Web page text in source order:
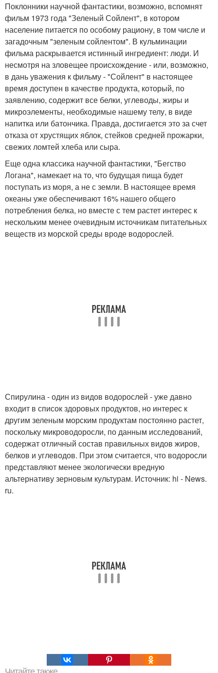
Поклонники научной фантастики, возможно, вспомнят
фильм 1973 года "Зеленый Сойлент", в котором
население питается по особому рациону, в том числе и
загадочным "зеленым сойлентом". В кульминации
фильма раскрывается истинный ингредиент: люди. И
несмотря на зловещее происхождение - или, возможно,
в дань уважения к фильму - "Сойлент" в настоящее
время доступен в качестве продукта, который, по
заявлению, содержит все белки, углеводы, жиры и
микроэлементы, необходимые нашему телу, в виде
напитка или батончика. Правда, достигается это за счет
отказа от хрустящих яблок, стейков средней прожарки,
свежих ломтей хлеба или сыра.
Еще одна классика научной фантастики, "Бегство
Логана", намекает на то, что будущая пища будет
поступать из моря, а не с земли. В настоящее время
океаны уже обеспечивают 16% нашего общего
потребления белка, но вместе с тем растет интерес к
нескольким менее очевидным источникам питательных
веществ из морской среды вроде водорослей.
Спирулина - один из видов водорослей - уже давно
входит в список здоровых продуктов, но интерес к
другим зеленым морским продуктам постоянно растет,
поскольку микроводоросли, по данным исследований,
содержат отличный состав правильных видов жиров,
белков и углеводов. При этом считается, что водоросли
представляют менее экологически вредную
альтернативу зерновым культурам. Источник: hi - News.
ru.